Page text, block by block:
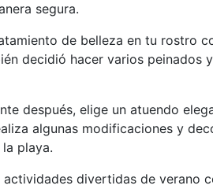
segura.
de belleza en tu rostro
decidió hacer varios peinados
después, elige un atuendo
algunas modificaciones y
playa.
actividades divertidas de verano